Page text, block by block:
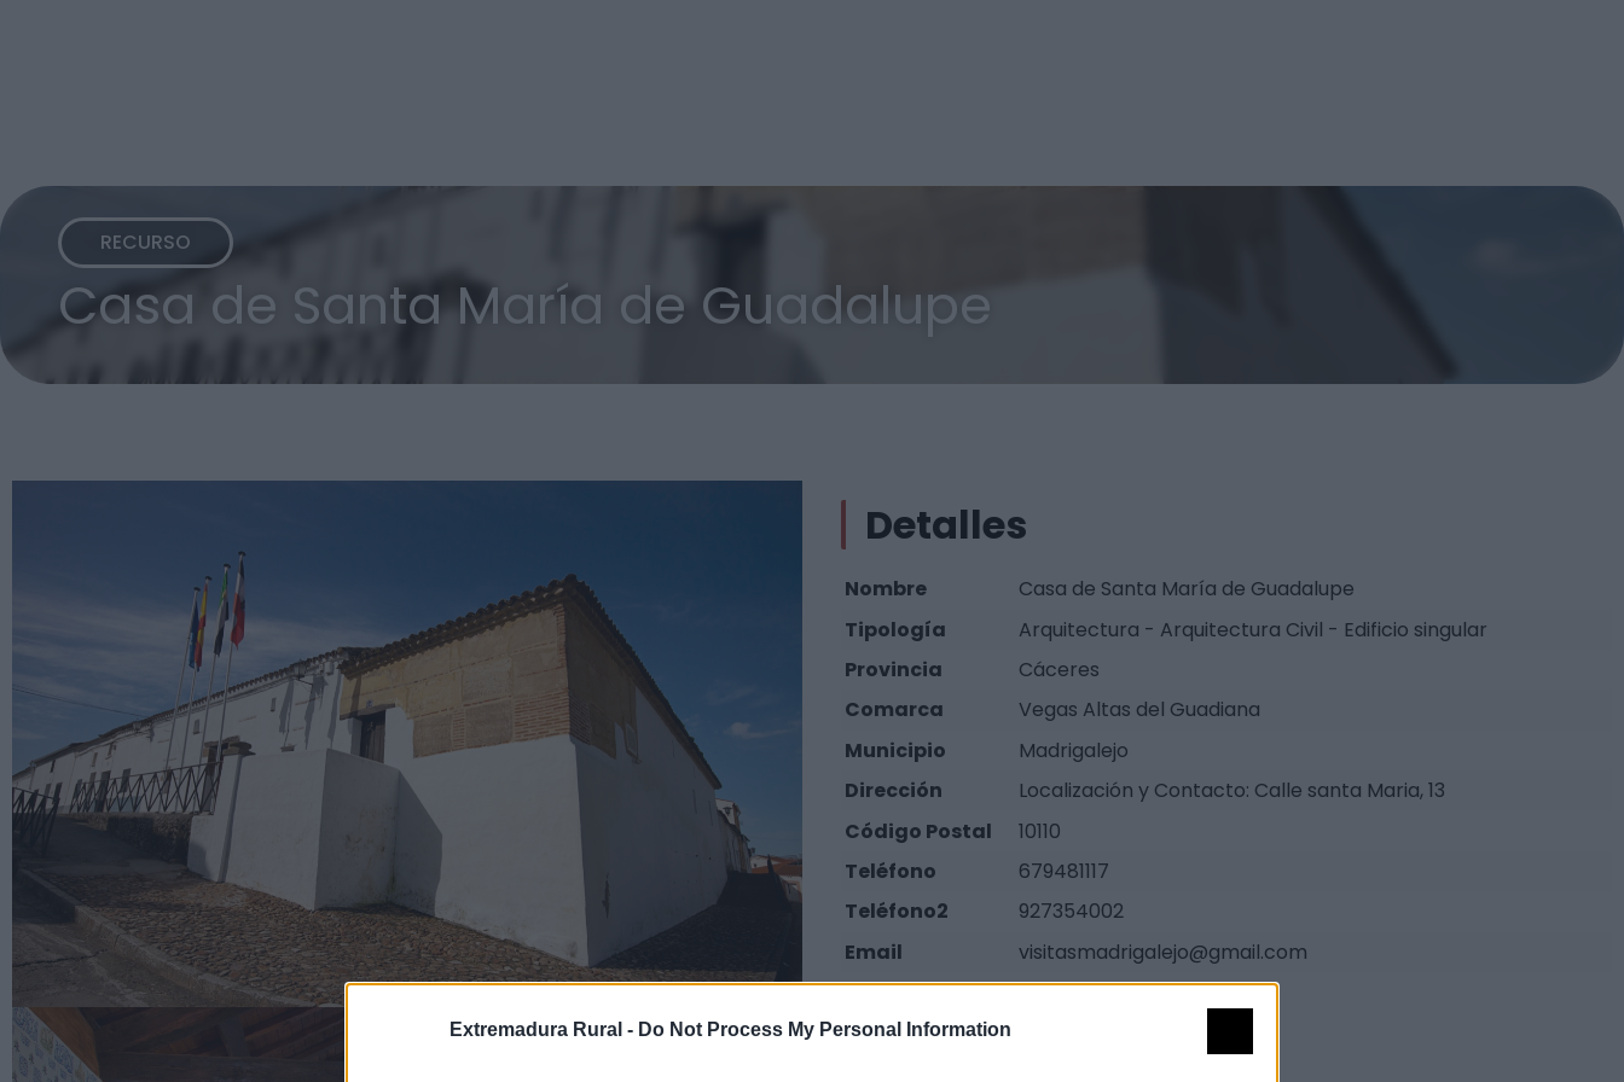
Extremadura Rural - Do Not Process My Personal Information
RECURSO
Casa de Santa María de Guadalupe
Detalles
Nombre
Casa de Santa María de Guadalupe
Tipología
Arquitectura - Arquitectura Civil - Edificio singular
Provincia
Cáceres
Comarca
Vegas Altas del Guadiana
Municipio
Madrigalejo
Dirección
Localización y Contacto: Calle santa Maria, 13
Código Postal
10110
Teléfono
679481117
Teléfono2
927354002
Email
visitasmadrigalejo@gmail.com
Fuente
Ministerio de Cultura